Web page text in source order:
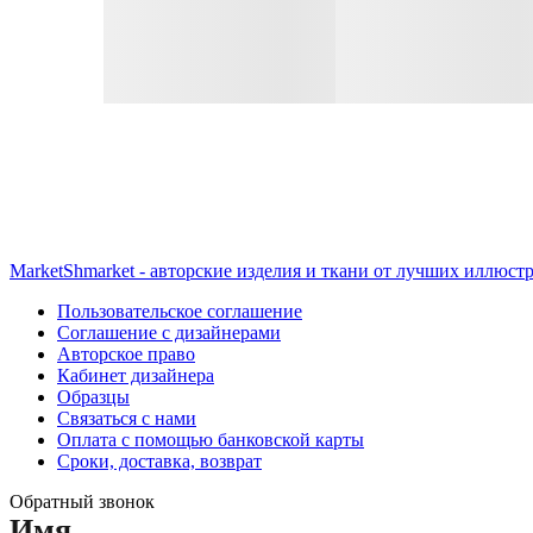
MarketShmarket - авторские изделия и ткани от лучших
Пользовательское соглашение
Соглашение с дизайнерами
Авторское право
Кабинет дизайнера
Образцы
Связаться с нами
Оплата с помощью банковской карты
Сроки, доставка, возврат
Обратный звонок